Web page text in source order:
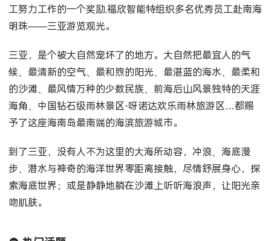
工努力工作的一个奖励,福欣智能特组织多名优秀员工赴南海
明珠——三亚游览观光。
三亚，是个被大自然宠坏了的地方。大自然把最宜人的气
候、最清新的空气、最和煦的阳光、最湛蓝的海水、最柔和
的沙滩、最风情万种的少数民族、前海后山风景独特的天涯
海角、中国钻石级雨林景区-呀诺达欢乐雨林旅游区…都赐
予了这座海南岛最南端的海滨旅游城市。
到了三亚，没有人不为这里的大海所动容，冲浪、海底漫
步、潜水与神奇的海洋世界零距离接触，尽情舒展身心，探
索海底世界；或是静静地躺在沙滩上听听海浪声，让阳光亲
吻肌肤。